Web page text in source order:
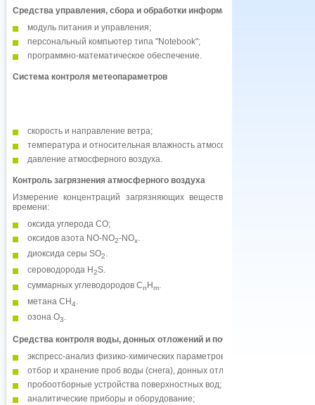
Средства управления, сбора и обработки информации
модуль питания и управления;
персональный компьютер типа "Notebook";
программно-математическое обеспечение.
Система контроля метеопараметров
скорость и направление ветра;
температура и относительная влажность атмосферного воздуха;
давление атмосферного воздуха.
Контроль загрязнения атмосферного воздуха
Измерение концентраций загрязняющих веществ в режиме реального
времени:
оксида углерода СО;
оксидов азота NO-NO2-NOx.
диоксида серы SO2.
сероводорода H2S.
суммарных углеводородов Cn Hm.
метана CH4
озона О3.
Средства контроля воды, донных отложений и почвы
экспресс-анализ физико-химических параметров воды;
отбор и хранение проб воды (снега), донных отложений и почвы;
пробоотборные устройства поверхностных вод;
аналитические приборы и оборудование;